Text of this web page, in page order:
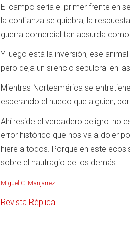
El campo sería el primer frente en
la confianza se quiebra, la
guerra comercial tan absurda
Y luego está la inversión, ese
pero deja un silencio sepulcral en
Mientras Norteamérica se
esperando el hueco que alguien,
Ahí reside el verdadero peligro: no
error histórico que nos va a doler
hiere a todos. Porque en este
sobre el naufragio de los demás.
Miguel C. Manjarrez
Revista Réplica